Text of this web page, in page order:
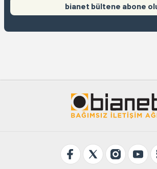
bianet bültene abone